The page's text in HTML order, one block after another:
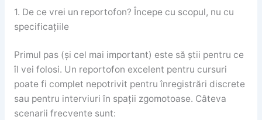
1. De ce vrei un reportofon? Începe cu scopul, nu cu
specificațiile
Primul pas (și cel mai important) este să știi pentru ce
îl vei folosi. Un reportofon excelent pentru cursuri
poate fi complet nepotrivit pentru înregistrări discrete
sau pentru interviuri în spații zgomotoase. Câteva
scenarii frecvente sunt: